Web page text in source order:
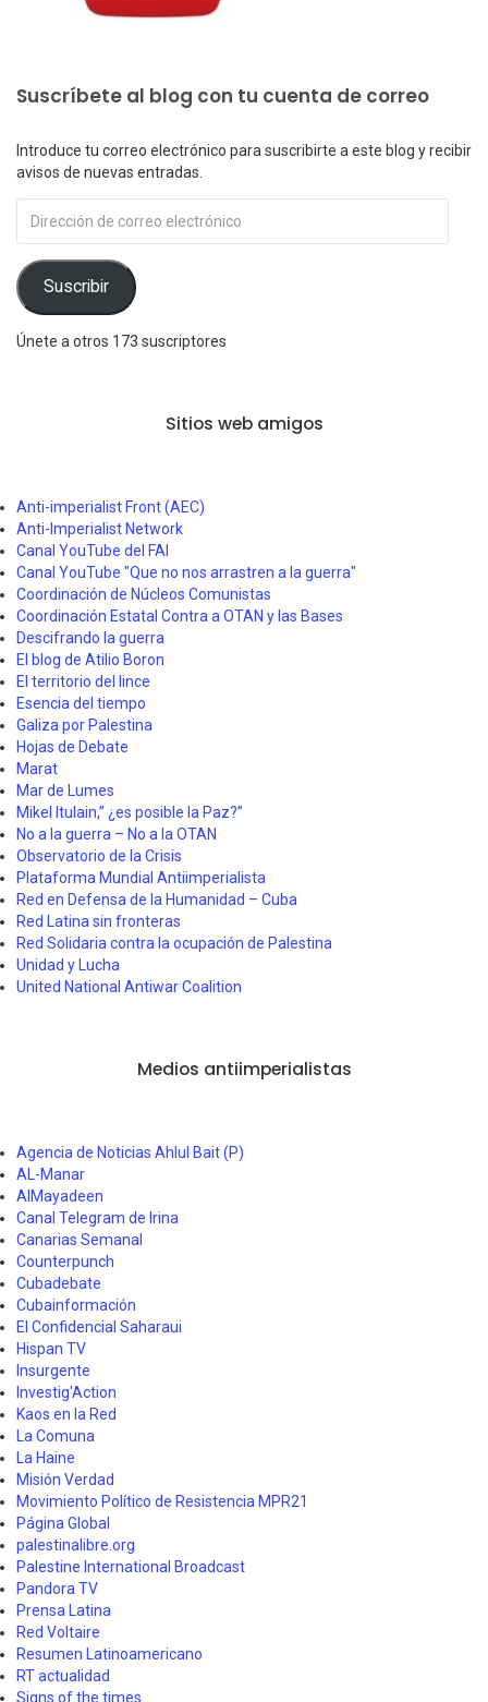
Suscríbete al blog con tu cuenta de correo
Introduce tu correo electrónico para suscribirte a este blog y recibir
avisos de nuevas entradas.
de
correo
electrónico
Suscribir
Únete a otros 173 suscriptores
Sitios web amigos
Anti-imperialist Front (AEC)
Anti-Imperialist Network
Canal YouTube del FAI
Canal YouTube "Que no nos arrastren a la guerra"
Coordinación de Núcleos Comunistas
Coordinación Estatal Contra a OTAN y las Bases
Descifrando la guerra
El blog de Atilio Boron
El territorio del lince
Esencia del tiempo
Galiza por Palestina
Hojas de Debate
Marat
Mar de Lumes
Mikel Itulain,” ¿es posible la Paz?”
No a la guerra – No a la OTAN
Observatorio de la Crisis
Plataforma Mundial Antiimperialista
Red en Defensa de la Humanidad – Cuba
Red Latina sin fronteras
Red Solidaria contra la ocupación de Palestina
Unidad y Lucha
United National Antiwar Coalition
Medios antiimperialistas
Agencia de Noticias Ahlul Bait (P)
AL-Manar
AlMayadeen
Canal Telegram de Irina
Canarias Semanal
Counterpunch
Cubadebate
Cubainformación
El Confidencial Saharaui
Hispan TV
Insurgente
Investig'Action
Kaos en la Red
La Comuna
La Haine
Misión Verdad
Movimiento Político de Resistencia MPR21
Página Global
palestinalibre.org
Palestine International Broadcast
Pandora TV
Prensa Latina
Red Voltaire
Resumen Latinoamericano
RT actualidad
Signs of the times